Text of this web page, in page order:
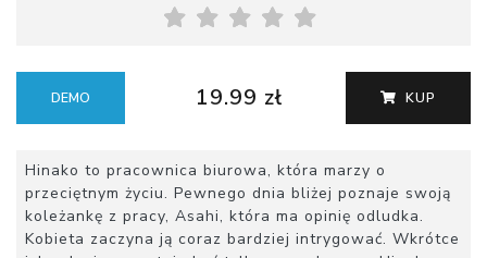
DEMO 19.99 zł KUP
Hinako to pracownica biurowa, która marzy o
przeciętnym życiu. Pewnego dnia bliżej poznaje swoją
koleżankę z pracy, Asahi, która ma opinię odludka.
Kobieta zaczyna ją coraz bardziej intrygować. Wkrótce